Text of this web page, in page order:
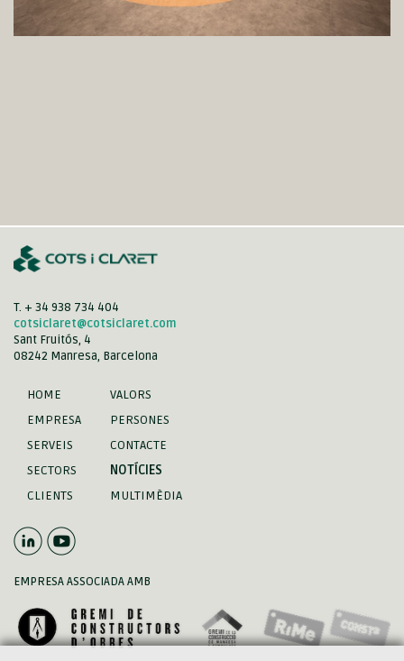
T. + 34 938 734 404
cotsiclaret@cotsiclaret.com
Sant Fruitós, 4
08242 Manresa, Barcelona
HOME
EMPRESA
SERVEIS
SECTORS
CLIENTS
VALORS
PERSONES
CONTACTE
NOTÍCIES
MULTIMÈDIA
EMPRESA ASSOCIADA AMB